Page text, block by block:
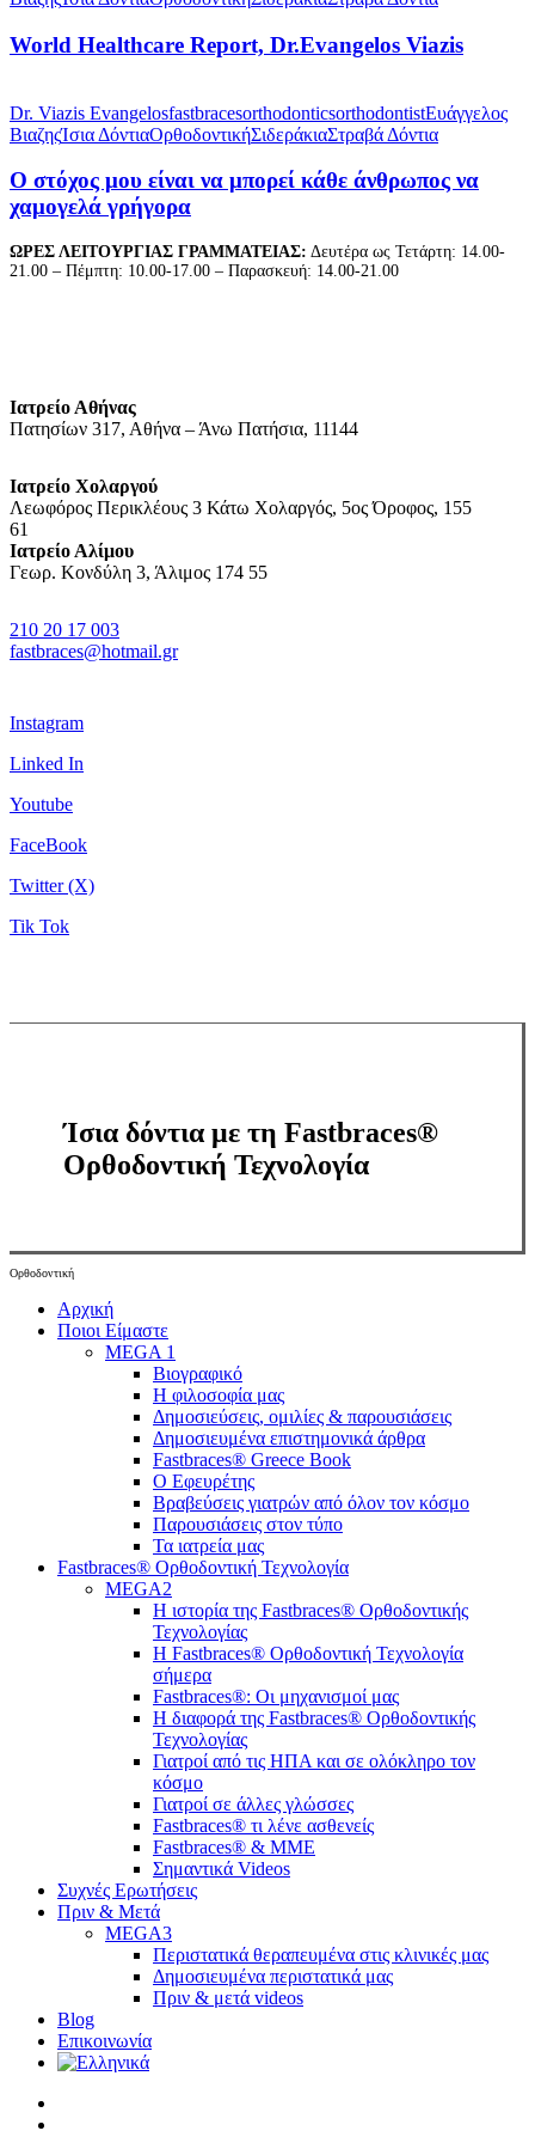
World Healthcare Report, Dr.Evangelos Viazis
στόχος
μου
να
κάθε
άνθρωπος
να
Dr. Viazis EvangelosfastbracesorthodonticsorthodontistΕυάγγελος
ΒιαζηςΊσια ΔόντιαΟρθοδοντικήΣιδεράκιαΣτραβά Δόντια
Ο στόχος μου είναι να μπορεί κάθε άνθρωπος να
χαμογελά γρήγορα
ΩΡΕΣ ΛΕΙΤΟΥΡΓΙΑΣ ΓΡΑΜΜΑΤΕΙΑΣ: Δευτέρα ως Τετάρτη: 14.00-
21.00 – Πέμπτη: 10.00-17.00 – Παρασκευή: 14.00-21.00
Ιατρείο Αθήνας
Πατησίων 317, Αθήνα – Άνω Πατήσια, 11144
Ιατρείο Χολαργού
Λεωφόρος Περικλέους 3 Κάτω Χολαργός, 5ος Όροφος, 155
61
Ιατρείο Αλίμου
Γεωρ. Κονδύλη 3, Άλιμος 174 55
210 20 17 003
fastbraces@hotmail.gr
Instagram
Linked In
Youtube
FaceBook
Twitter (X)
Tik Tok
Ίσια δόντια με τη Fastbraces®
Ορθοδοντική Τεχνολογία
Ορθοδοντική
Close
Menu
Αρχική
Ποιοι Είμαστε
MEGA 1
Βιογραφικό
Η φιλοσοφία μας
Δημοσιεύσεις, ομιλίες & παρουσιάσεις
Δημοσιευμένα επιστημονικά άρθρα
Fastbraces® Greece Book
Ο Εφευρέτης
Bραβεύσεις γιατρών από όλον τον κόσμο
Παρουσιάσεις στον τύπο
Τα ιατρεία μας
Fastbraces® Ορθοδοντική Τεχνολογία
MEGA2
Η ιστορία της Fastbraces® Ορθοδοντικής
Τεχνολογίας
H Fastbraces® Ορθοδοντική Τεχνολογία
σήμερα
Fastbraces®: Οι μηχανισμοί μας
Η διαφορά της Fastbraces® Ορθοδοντικής
Τεχνολογίας
Γιατροί από τις ΗΠΑ και σε ολόκληρο τον
κόσμο
Γιατροί σε άλλες γλώσσες
Fastbraces® τι λένε ασθενείς
Fastbraces® & ΜΜΕ
Σημαντικά Videos
Συχνές Ερωτήσεις
Πριν & Μετά
MEGA3
Περιστατικά θεραπευμένα στις κλινικές μας
Δημοσιευμένα περιστατικά μας
Πριν & μετά videos
Blog
Επικοινωνία